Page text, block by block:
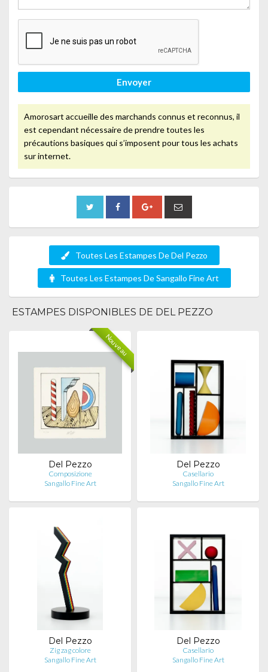
Envoyer
Amorosart accueille des marchands connus et reconnus, il
est cependant nécessaire de prendre toutes les
précautions basiques qui s’imposent pour tous les achats
sur internet.
Toutes Les Estampes De Del Pezzo
Toutes Les Estampes De Sangallo Fine Art
ESTAMPES DISPONIBLES DE DEL PEZZO
Nouveau
Del Pezzo
Composizione
Sangallo Fine Art
Del Pezzo
Casellario
Sangallo Fine Art
Del Pezzo
Zig zag colore
Sangallo Fine Art
Del Pezzo
Casellario
Sangallo Fine Art